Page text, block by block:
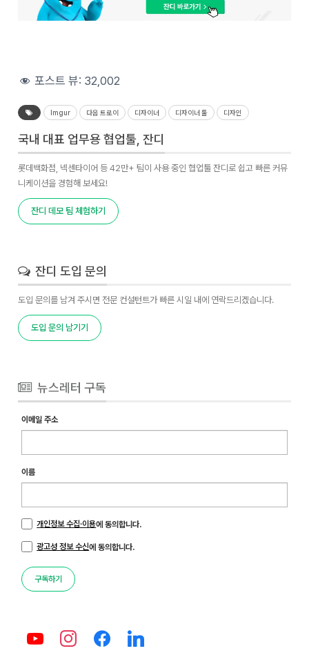
포스트 뷰: 32,002
Imgur 다음 트로이 디자이너 디자이너 툴 디자인
국내 대표 업무용 협업툴, 잔디
롯데백화점, 넥센타이어 등 42만+ 팀이 사용 중인 협업툴 잔디로 쉽고 빠른 커뮤
니케이션을 경험해 보세요!
잔디 데모 팀 체험하기
잔디 도입 문의
도입 문의를 남겨 주시면 전문 컨설턴트가 빠른 시일 내에 연락드리겠습니다.
도입 문의 남기기
뉴스레터 구독
이메일 주소
이름
개인정보 수집·이용에 동의합니다.
광고성 정보 수신에 동의합니다.
구독하기